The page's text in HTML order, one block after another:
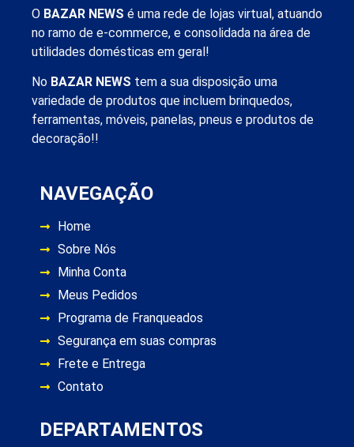
O BAZAR NEWS é uma rede de lojas virtual, atuando
no ramo de e-commerce, e consolidada na área de
utilidades domésticas em geral!
No BAZAR NEWS tem a sua disposição uma
variedade de produtos que incluem brinquedos,
ferramentas, móveis, panelas, pneus e produtos de
decoração!!
NAVEGAÇÃO
Home
Sobre Nós
Minha Conta
Meus Pedidos
Programa de Franqueados
Segurança em suas compras
Frete e Entrega
Contato
DEPARTAMENTOS